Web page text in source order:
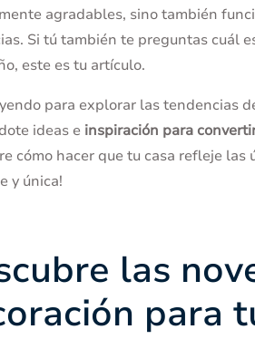
agradables, sino también
Si tú también te preguntas cuál
este es tu artículo.
para explorar las tendencias
ideas e inspiración para
cómo hacer que tu casa refleje
y única!
las
para